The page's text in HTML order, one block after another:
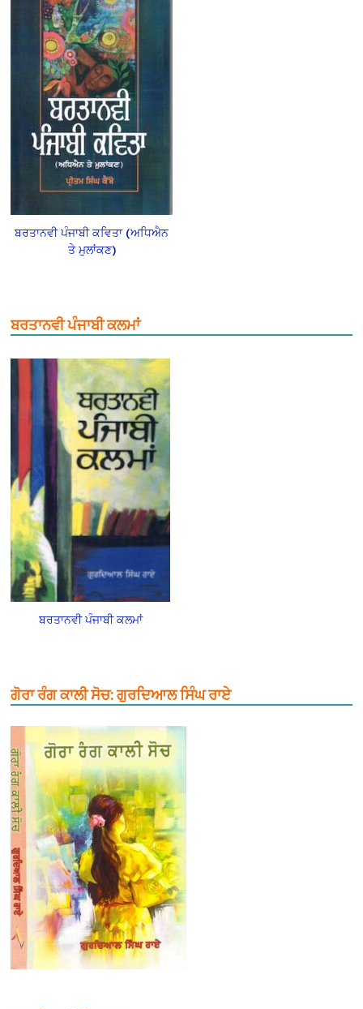
ਬਰਤਾਨਵੀ ਪੰਜਾਬੀ ਕਵਿਤਾ (ਅਧਿਐਨ
ਤੇ ਮੁਲਾਂਕਣ)
ਬਰਤਾਨਵੀ ਪੰਜਾਬੀ ਕਲਮਾਂ
ਬਰਤਾਨਵੀ ਪੰਜਾਬੀ ਕਲਮਾਂ
ਗੋਰਾ ਰੰਗ ਕਾਲੀ ਸੋਚ: ਗੁਰਦਿਆਲ ਸਿੰਘ ਰਾਏ